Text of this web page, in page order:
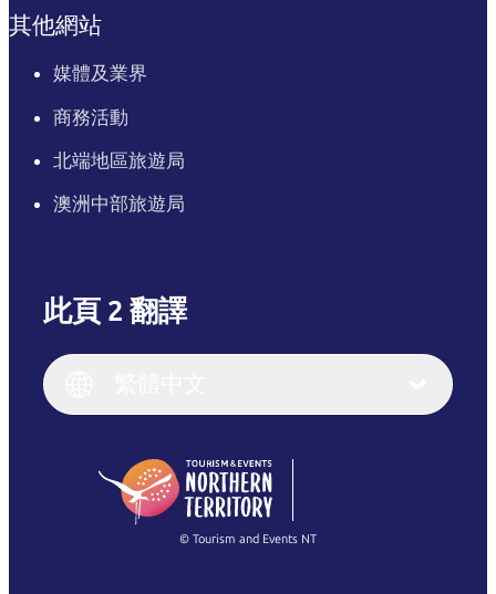
其他網站
媒體及業界
商務活動
北端地區旅遊局
澳洲中部旅遊局
此頁 2 翻譯
English (US)
English
(Singapore)
Français
繁體中文
© Tourism and Events NT